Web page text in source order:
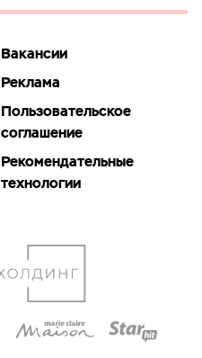
Вакансии
Реклама
Пользовательское
соглашение
Рекомендательные
технологии